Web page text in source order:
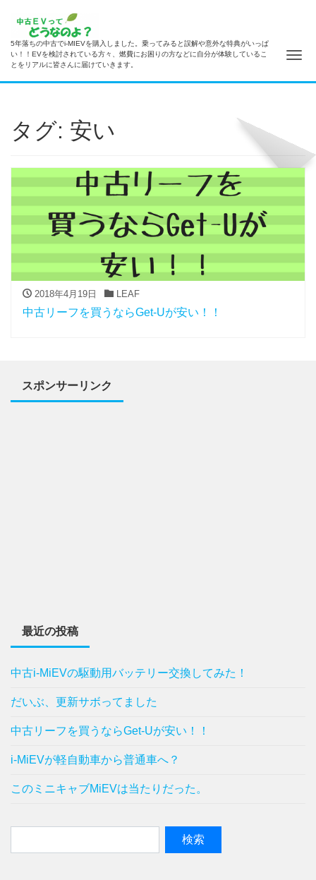
5年落ちの中古でi-MIEVを購入しました。乗ってみると誤解や意外な特典がいっぱ
い！！EVを検討されている方々、燃費にお困りの方などに自分が体験しているこ
とをリアルに皆さんに届けていきます。
ナ
タグ: 安い
2018年4月19日 LEAF
中古リーフを買うならGet-Uが安い！！
スポンサーリンク
最近の投稿
中古i-MiEVの駆動用バッテリー交換してみた！
だいぶ、更新サボってました
中古リーフを買うならGet-Uが安い！！
i-MiEVが軽自動車から普通車へ？
このミニキャブMiEVは当たりだった。